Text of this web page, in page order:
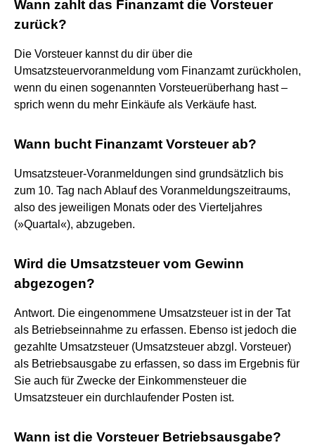
Wann zahlt das Finanzamt die Vorsteuer
zurück?
Die Vorsteuer kannst du dir über die
Umsatzsteuervoranmeldung vom Finanzamt zurückholen,
wenn du einen sogenannten Vorsteuerüberhang hast –
sprich wenn du mehr Einkäufe als Verkäufe hast.
Wann bucht Finanzamt Vorsteuer ab?
Umsatzsteuer-Voranmeldungen sind grundsätzlich bis
zum 10. Tag nach Ablauf des Voranmeldungszeitraums,
also des jeweiligen Monats oder des Vierteljahres
(»Quartal«), abzugeben.
Wird die Umsatzsteuer vom Gewinn
abgezogen?
Antwort. Die eingenommene Umsatzsteuer ist in der Tat
als Betriebseinnahme zu erfassen. Ebenso ist jedoch die
gezahlte Umsatzsteuer (Umsatzsteuer abzgl. Vorsteuer)
als Betriebsausgabe zu erfassen, so dass im Ergebnis für
Sie auch für Zwecke der Einkommensteuer die
Umsatzsteuer ein durchlaufender Posten ist.
Wann ist die Vorsteuer Betriebsausgabe?